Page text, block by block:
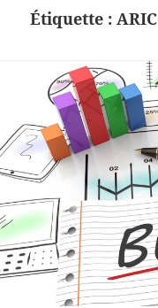
Étiquette :ARIC